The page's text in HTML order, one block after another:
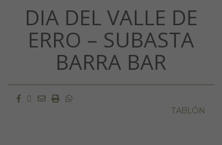
DIA DEL VALLE DE
ERRO – SUBASTA
BARRA BAR
Facebook
Twitter
EmailImprimir
Whatsapp
TABLÓN